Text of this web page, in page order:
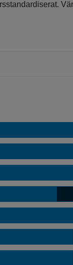
män och kvinnor
till 95,4.